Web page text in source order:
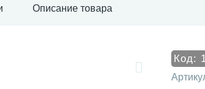
Описание товара
Код: